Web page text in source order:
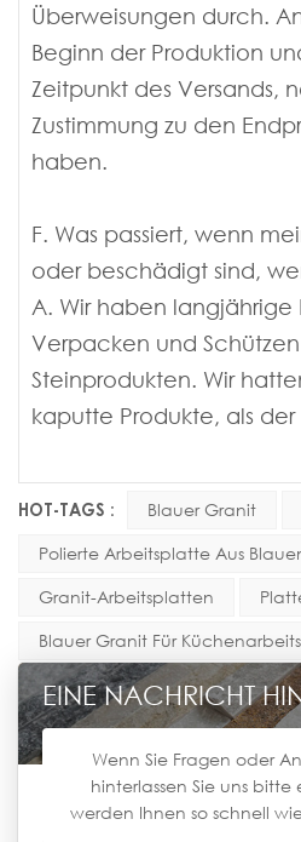
Überweisungen durch.
Beginn der Produktion
Zeitpunkt des Versands,
Zustimmung zu den
haben.
F. Was passiert, wenn
oder beschädigt sind,
A. Wir haben langjährige
Verpacken und
Steinprodukten. Wir
kaputte Produkte, als
HOT-TAGS : Blauer Granit
Polierte Arbeitsplatte Aus
Granit-Arbeitsplatten
Blauer Granit Für
EINE NACHRICHT
Wenn Sie Fragen oder
hinterlassen Sie uns
werden Ihnen so schnell